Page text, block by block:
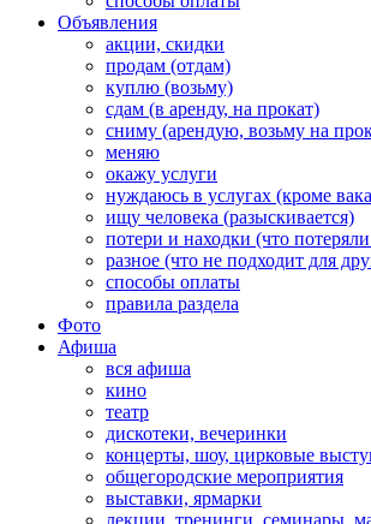
Объявления
акции, скидки
продам (отдам)
куплю (возьму)
сдам (в аренду, на прокат)
сниму (арендую, возьму на
меняю
окажу услуги
нуждаюсь в услугах (кроме
ищу человека (разыскивается)
потери и находки (что
разное (что не подходит для
способы оплаты
правила раздела
Фото
Афиша
вся афиша
кино
театр
дискотеки, вечеринки
концерты, шоу, цирковые
общегородские мероприятия
выставки, ярмарки
лекции, тренинги, семинары,